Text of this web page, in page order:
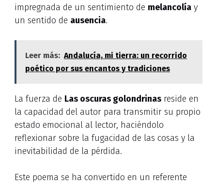
impregnada de un sentimiento de melancolía y
un sentido de ausencia.
Leer más: Andalucía, mi tierra: un recorrido
poético por sus encantos y tradiciones
La fuerza de Las oscuras golondrinas reside en
la capacidad del autor para transmitir su propio
estado emocional al lector, haciéndolo
reflexionar sobre la fugacidad de las cosas y la
inevitabilidad de la pérdida.
Este poema se ha convertido en un referente